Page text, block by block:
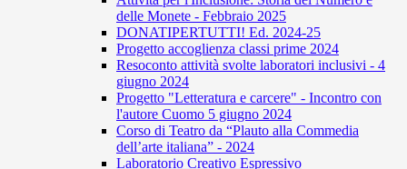
delle Monete - Febbraio 2025
DONATIPERTUTTI! Ed. 2024-25
Progetto accoglienza classi prime 2024
Resoconto attività svolte laboratori inclusivi - 4
giugno 2024
Progetto "Letteratura e carcere" - Incontro con
l'autore Cuomo 5 giugno 2024
Corso di Teatro da “Plauto alla Commedia
dell’arte italiana” - 2024
Laboratorio Creativo Espressivo